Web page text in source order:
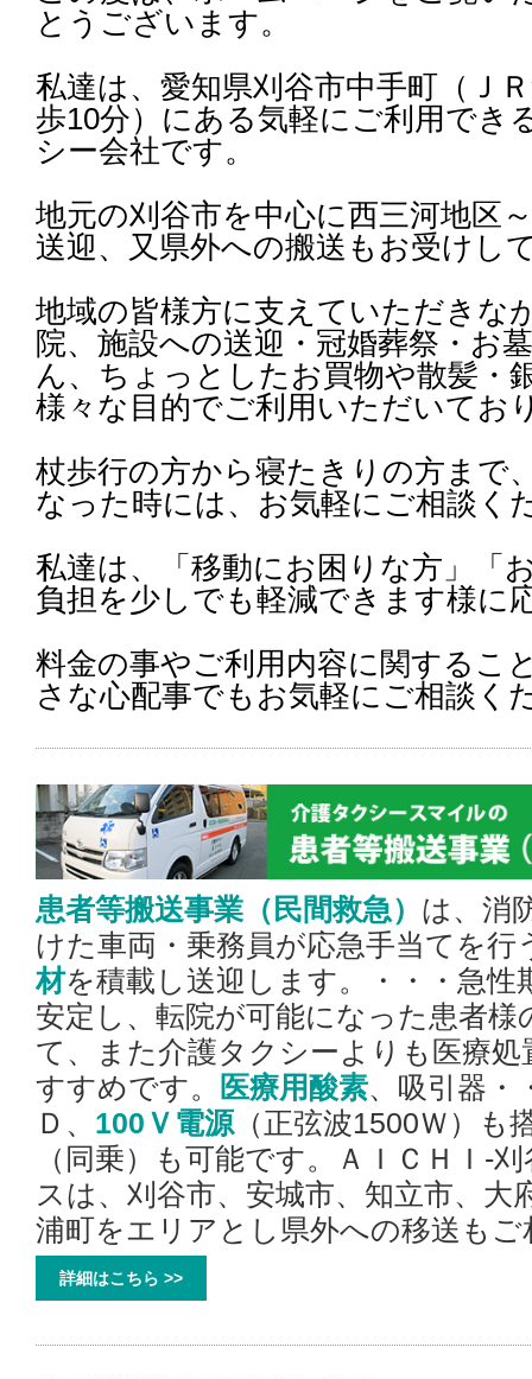
とうございます。
私達は、愛知県刈谷市中手町（Ｊ
歩10分）にある気軽にご利用でき
シー会社です。
地元の刈谷市を中心に西三河地区
送迎、又県外への搬送もお受けし
地域の皆様方に支えていただきな
院、施設への送迎・冠婚葬祭・お
ん、ちょっとしたお買物や散髪・
様々な目的でご利用いただいてお
杖歩行の方から寝たきりの方まで
なった時には、お気軽にご相談く
私達は、「移動にお困りな方」「
負担を少しでも軽減できます様に
料金の事やご利用内容に関するこ
さな心配事でもお気軽にご相談く
患者等搬送事業（民間救急） は、消
けた車両・乗務員が応急手当てを行
材を積載し送迎します。・・・急性
安定し、転院が可能になった患者様
て、また介護タクシーよりも医療
すすめです。
医療用酸素、吸引器・
Ｄ、 100Ｖ電源（正弦波1500Ｗ）も
（同乗）も可能です。ＡＩＣＨＩ-
スは、刈谷市、安城市、知立市、大
浦町をエリアとし県外への移送も
詳細はこちら >>